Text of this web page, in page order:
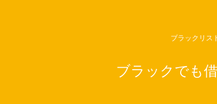
ブラックリス
ブラックでも